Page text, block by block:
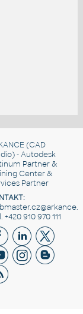
(CAD
- Autodesk
Partner &
Center &
Partner
+420 910 970 111